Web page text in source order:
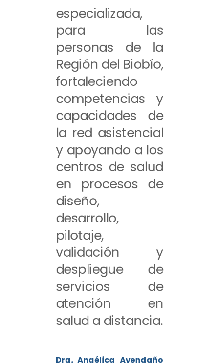
especializada,
para las
personas de la
Región del Biobío,
fortaleciendo
competencias y
capacidades de
la red asistencial
y apoyando a los
centros de salud
en procesos de
diseño,
desarrollo,
pilotaje,
validación y
despliegue de
servicios de
atención en
salud a distancia.
Dra. Angélica Avendaño